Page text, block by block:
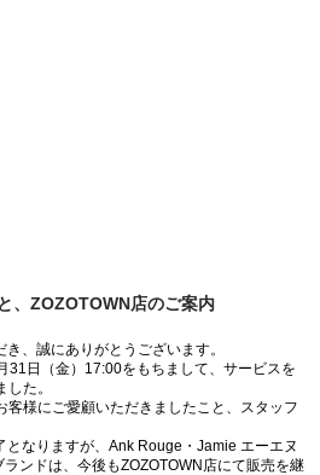
、ZOZOTOWN店のご案内
、誠にありがとうございます。
31日（金）17:00をもちまして、サービスを
た。
客様にご愛顧いただきましたこと、スタッフ
なりますが、Ank Rouge・Jamie エーエヌ
ンドは、今後もZOZOTOWN店にて販売を継